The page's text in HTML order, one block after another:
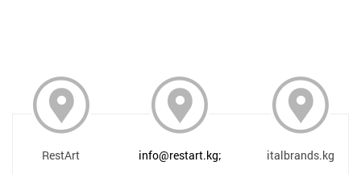
RestArt
info@restart.kg;
italbrands.kg